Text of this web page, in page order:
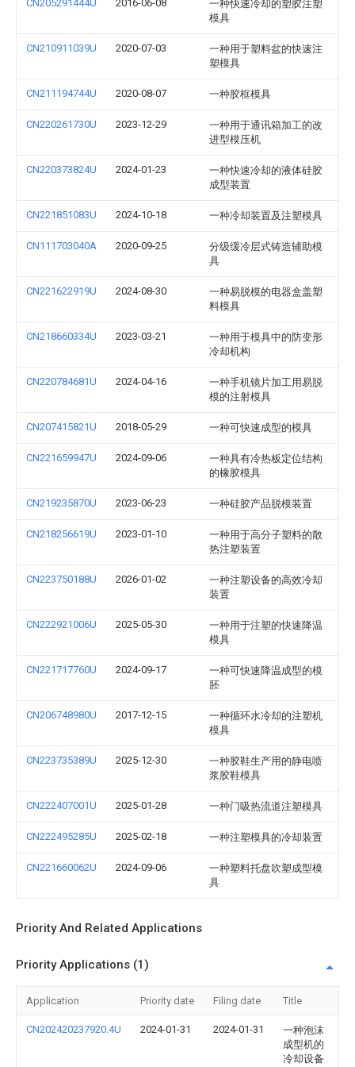
CN205291444U 2016-06-08
一种快速冷却的塑胶注塑
模具
CN210911039U 2020-07-03
一种用于塑料盆的快速注
塑模具
CN211194744U 2020-08-07 一种胶框模具
CN220261730U 2023-12-29
一种用于通讯箱加工的改
进型模压机
CN220373824U 2024-01-23
一种快速冷却的液体硅胶
成型装置
CN221851083U 2024-10-18 一种冷却装置及注塑模具
CN111703040A 2020-09-25
分级缓冷层式铸造辅助模
具
CN221622919U 2024-08-30
一种易脱模的电器盒盖塑
料模具
CN218660334U 2023-03-21
一种用于模具中的防变形
冷却机构
CN220784681U 2024-04-16
一种手机镜片加工用易脱
模的注射模具
CN207415821U 2018-05-29 一种可快速成型的模具
CN221659947U 2024-09-06
一种具有冷热板定位结构
的橡胶模具
CN219235870U 2023-06-23 一种硅胶产品脱模装置
CN218256619U 2023-01-10
一种用于高分子塑料的散
热注塑装置
CN223750188U 2026-01-02
一种注塑设备的高效冷却
装置
CN222921006U 2025-05-30
一种用于注塑的快速降温
模具
CN221717760U 2024-09-17
一种可快速降温成型的模
胚
CN206748980U 2017-12-15
一种循环水冷却的注塑机
模具
CN223735389U 2025-12-30
一种胶鞋生产用的静电喷
浆胶鞋模具
CN222407001U 2025-01-28 一种门吸热流道注塑模具
CN222495285U 2025-02-18 一种注塑模具的冷却装置
CN221660062U 2024-09-06
一种塑料托盘吹塑成型模
具
Priority And Related Applications
Priority Applications (1)
Application Priority date Filing date Title
CN202420237920.4U 2024-01-31 2024-01-31
一种泡沫
成型机的
冷却设备